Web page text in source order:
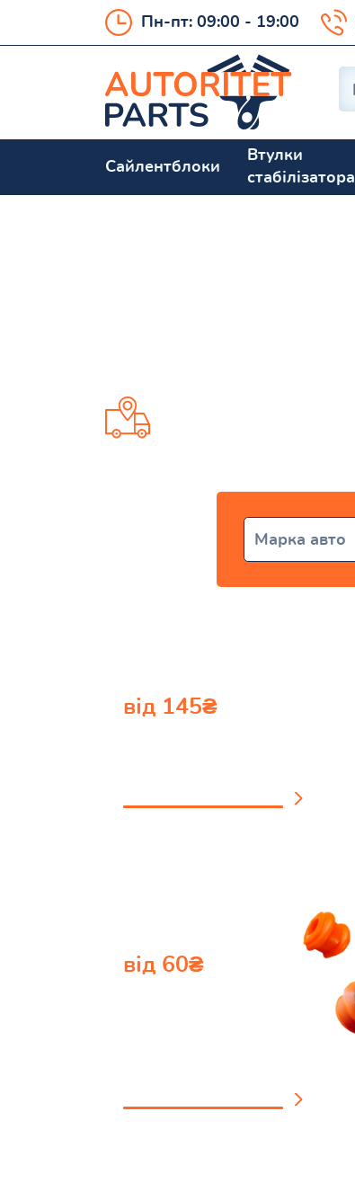
Пн-пт: 09:00 - 19:00
Сайлентблоки
Втулки
стабілізатора
Марка авто
від 145₴
від 60₴